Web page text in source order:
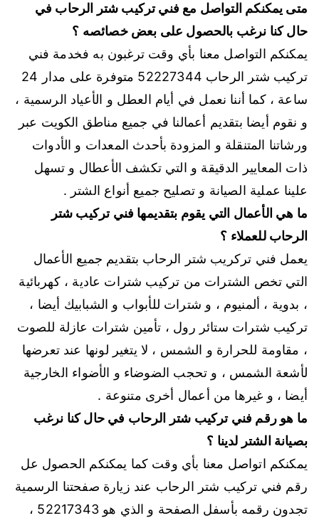
متى يمكنكم التواصل مع فني تركيب شتر الرحاب في
حال كنا نرغب بالحصول على بعض خصائصه ؟
يمكنكم التواصل معنا بأي وقت ترغبون به فخدمة فني
تركيب شتر الرحاب 52227344
متوفرة على مدار 24
ساعة ، كما أننا نعمل في أيام العطل و الأعياد الرسمية ،
و نقوم أيضا بتقديم أعمالنا في جميع مناطق الكويت عبر
ورشاتنا المتنقلة و المزودة بأحدث المعدات و الأدوات
ذات المعايير الدقيقة و التي تكشف الأعطال و تسهل
علينا عملية الصيانة و تصليح جميع أنواع الشتر .
ما هي الأعمال التي يقوم بتقديمها فني تركيب شتر
الرحاب للعملاء ؟
يعمل فني تركريب شتر الرحاب بتقديم جميع الأعمال
التي تخص الشترات من تركيب شترات عادية ، كهربائية
، بدوية ، ألمنيوم ، و شترات للأبواب و الشبابيك أيضا ،
تركيب شترات ستائر رول ، تأمين شترات عازلة للصوت
، مقاومة للحرارة و الشمس ، لا يتغير لونها عند تعرضها
لأشعة الشمس ، و تحجب الضوضاء و الأضواء الخارجية
أيضا ، و غيرها من أعمال أخرى متنوعة .
ما هو رقم فني تركيب شتر الرحاب في حال كنا نرغب
بصيانة الشتر لدينا ؟
يمكنكم اتواصل معنا بأي وقت كما يمكنكم الحصول عل
رقم فني تركيب شتر الرحاب عند زيارة صفحتنا الرسمية
تجدون رقمه بأسفل الصفحة و الذي هو 52217343 ،